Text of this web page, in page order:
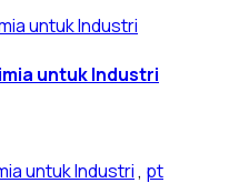
untuk Industri
untuk Industri, pt